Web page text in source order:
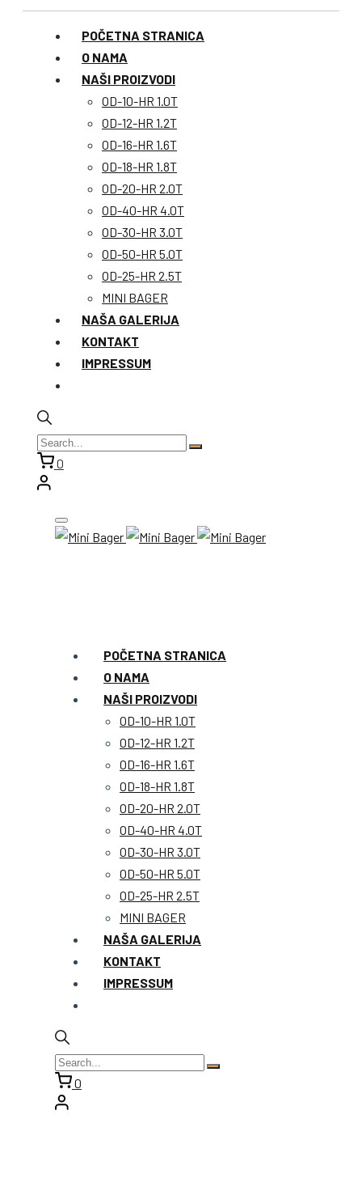
POČETNA STRANICA
O NAMA
NAŠI PROIZVODI
OD-10-HR 1.0T
OD-12-HR 1.2T
OD-16-HR 1.6T
OD-18-HR 1.8T
OD-20-HR 2.0T
OD-40-HR 4.0T
OD-30-HR 3.0T
OD-50-HR 5.0T
OD-25-HR 2.5T
MINI BAGER
NAŠA GALERIJA
KONTAKT
IMPRESSUM
0
POČETNA STRANICA
O NAMA
NAŠI PROIZVODI
OD-10-HR 1.0T
OD-12-HR 1.2T
OD-16-HR 1.6T
OD-18-HR 1.8T
OD-20-HR 2.0T
OD-40-HR 4.0T
OD-30-HR 3.0T
OD-50-HR 5.0T
OD-25-HR 2.5T
MINI BAGER
NAŠA GALERIJA
KONTAKT
IMPRESSUM
0